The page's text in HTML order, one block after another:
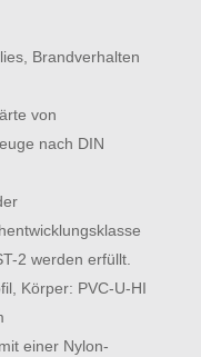
Brandverhalten
von
nach DIN
2 werden erfüllt.
, Körper: PVC-U-HI
einer Nylon-